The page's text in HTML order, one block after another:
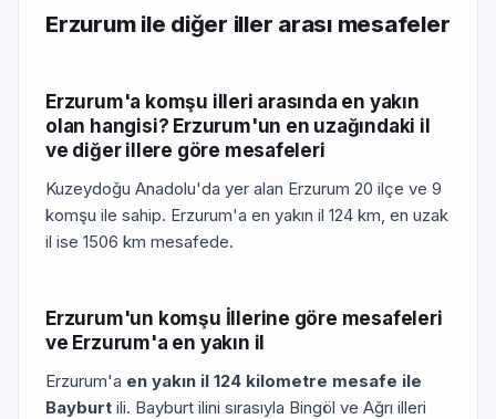
Erzurum ile diğer iller arası mesafeler
Erzurum'a komşu illeri arasında en yakın
olan hangisi? Erzurum'un en uzağındaki il
ve diğer illere göre mesafeleri
Kuzeydoğu Anadolu'da yer alan Erzurum 20 ilçe ve 9
komşu ile sahip. Erzurum'a en yakın il 124 km, en uzak
il ise 1506 km mesafede.
Erzurum'un komşu İllerine göre mesafeleri
ve Erzurum'a en yakın il
Erzurum'a en yakın il 124 kilometre mesafe ile
Bayburt ili. Bayburt ilini sırasıyla Bingöl ve Ağrı illeri